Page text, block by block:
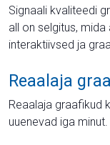
Signaali kvaliteedi
all on selgitus,
interaktiivsed ja
Reaalaja
Reaalaja graafikud
uuenevad iga minut.